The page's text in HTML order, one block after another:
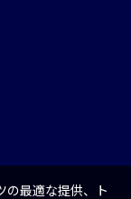
の最適な提供、ト